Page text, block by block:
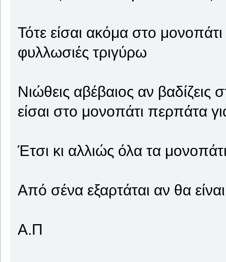
Τότε είσαι ακόμα στο
φυλλωσιές τριγύρω
Νιώθεις αβέβαιος αν
είσαι στο μονοπάτι περπάτα
Έτσι κι αλλιώς όλα τα
Από σένα εξαρτάται αν θα
Α.Π